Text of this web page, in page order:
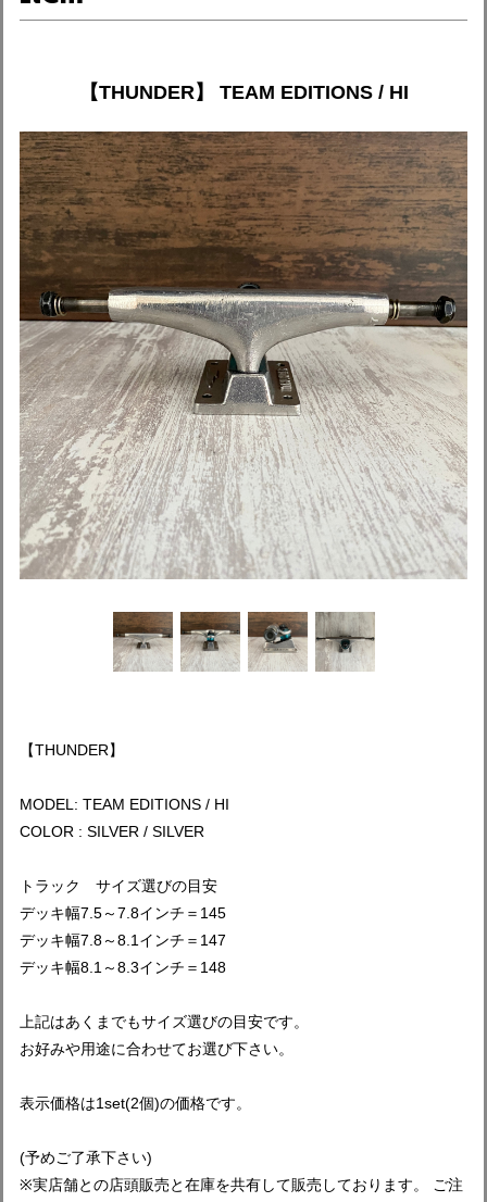
【THUNDER】 TEAM EDITIONS / HI
【THUNDER】
MODEL: TEAM EDITIONS / HI
COLOR : SILVER / SILVER
トラック サイズ選びの目安
デッキ幅7.5～7.8インチ＝145
デッキ幅7.8～8.1インチ＝147
デッキ幅8.1～8.3インチ＝148
上記はあくまでもサイズ選びの目安です。
お好みや用途に合わせてお選び下さい。
表示価格は1set(2個)の価格です。
(予めご了承下さい)
※実店舗との店頭販売と在庫を共有して販売しております。 ご注